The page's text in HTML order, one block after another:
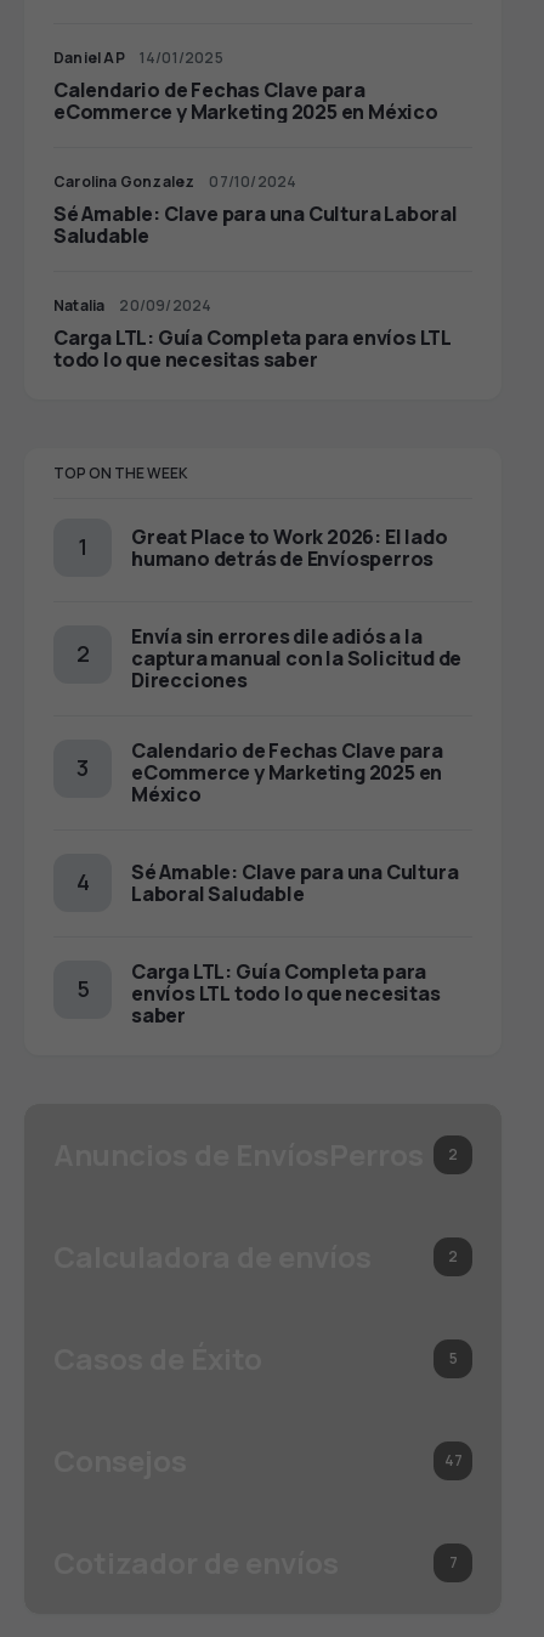
Daniel AP 14/01/2025
Calendario de Fechas Clave para
eCommerce y Marketing 2025 en México
Carolina Gonzalez 07/10/2024
Sé Amable: Clave para una Cultura Laboral
Saludable
Natalia 20/09/2024
Carga LTL: Guía Completa para envíos LTL
todo lo que necesitas saber
TOP ON THE WEEK
Great Place to Work 2026: El lado
humano detrás de Envíosperros
Envía sin errores dile adiós a la
captura manual con la Solicitud de
Direcciones
Calendario de Fechas Clave para
eCommerce y Marketing 2025 en
México
Sé Amable: Clave para una Cultura
Laboral Saludable
Carga LTL: Guía Completa para
envíos LTL todo lo que necesitas
saber
2
2
5
47
7